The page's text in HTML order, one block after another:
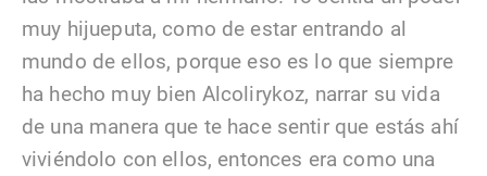
muy hijueputa, como de estar entrando al
mundo de ellos, porque eso es lo que siempre
ha hecho muy bien Alcolirykoz, narrar su vida
de una manera que te hace sentir que estás ahí
viviéndolo con ellos, entonces era como una